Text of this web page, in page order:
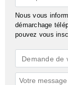
Nous vous
démarchage
pouvez vous
Demande
*
Demande de
Commentaires